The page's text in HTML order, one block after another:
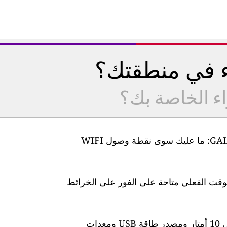
في منطقتك؟
الخاصة بك؟
من السهل جدًا إعداد أجهزة مراقبة جودة الهواء GAIA: ما عليك سوى نقطة وصول WIFI
الفعلي متاحة على الفور على الخرائط
تأتي المحطة مزودة بكابل طاقة مقاوم للماء بطول 10 أمتار ومصدر طاقة USB ومعدات